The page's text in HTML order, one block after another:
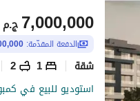
ج.م7,000,000
الدفعة المقدّمة:
شقة 1
2